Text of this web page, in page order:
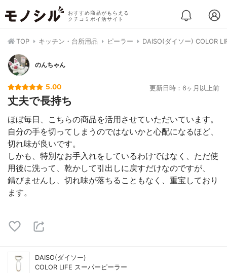
おすすめ商品がもらえる
クチコミポイ活サイト
TOP キッチン・台所用品 ピーラー DAISO(ダイソー) COLOR
のんちゃん
5.00 更新日時：6ヶ月以上前
丈夫で長持ち
ほぼ毎日、こちらの商品を活用させていただいています。
自分の手を切ってしまうのではないかと心配になるほど、
切れ味が良いです。
しかも、特別なお手入れをしているわけではなく、ただ使
用後に洗って、乾かして引出しに戻すだけなのですが、
錆びませんし、切れ味が落ちることもなく、重宝しており
ます。
DAISO(ダイソー)
COLOR LIFE スーパーピーラー